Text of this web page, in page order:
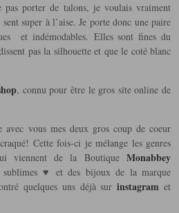
porter de talons, je voulais vraiment
super à l’aise. Je porte donc une paire
et indémodables. Elles sont fines du
pas la silhouette et que le coté blanc
, connu pour être le gros site online de
vous mes deux gros coup de coeur
Cette fois-ci je mélange les genres
viennent de la Boutique Monabbey
sublimes ♥ et des bijoux de la marque
quelques uns déjà surinstagram et